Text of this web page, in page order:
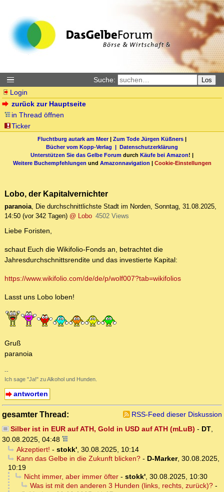
Suche: Los
Login
zurück zur Hauptseite
in Thread öffnen
Ticker
Fluchtburg autark am Meer| Zum Tode Jürgen Küßners |
Bücher vom Kopp-Verlag | Datenschutzerklärung
Unterstützen Sie das Gelbe Forum durch Käufe bei Amazon! |
Weitere Buchempfehlungen und Amazonnavigation | Cookie-Einstellungen
Lobo, der Kapitalvernichter
paranoia, Die durchschnittlichste Stadt im Norden, Sonntag, 31.08.2025,
14:50 (vor 342 Tagen) @ Lobo 4502 Views
Liebe Foristen,
schaut Euch die Wikifolio-Fonds an, betrachtet die
Jahresdurchschnittsrendite und das investierte Kapital:
https://www.wikifolio.com/de/de/p/wolf007?tab=wikifolios
Lasst uns Lobo loben!
Gruß
paranoia
--
Ich sage "Ja!" zu Alkohol und Hunden.
antworten
gesamter Thread:
RSS-Feed dieser Diskussion
Silber ist in EUR auf ATH, Gold in USD auf ATH (mLuB) - DT,
30.08.2025, 04:48
Akzeptiert! - stokk', 30.08.2025, 10:14
Kann das Gelbe in die Zukunft blicken?- D-Marker, 30.08.2025,
10:19
Nicht immer, aber immer öfter- stokk', 30.08.2025, 10:30
Was ist mit den anderen 3 Hunden (links, rechts, zurück)?-